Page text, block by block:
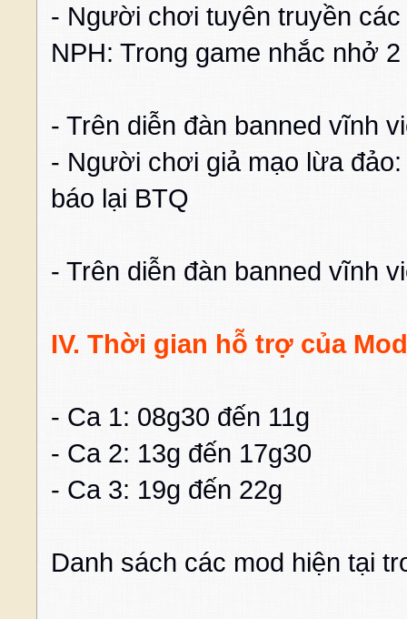
- Người chơi tuyên truyền
NPH: Trong game nhắc nhở
- Trên diễn đàn banned vĩnh
- Người chơi giả mạo lừa
báo lại BTQ
- Trên diễn đàn banned vĩnh
IV. Thời gian hỗ trợ của Mod
- Ca 1: 08g30 đến 11g
- Ca 2: 13g đến 17g30
- Ca 3: 19g đến 22g
Danh sách các mod hiện tại